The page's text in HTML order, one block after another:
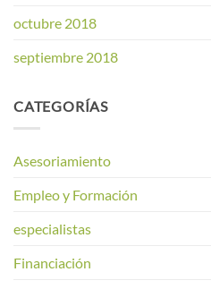
octubre 2018
septiembre 2018
CATEGORÍAS
Asesoriamiento
Empleo y Formación
especialistas
Financiación